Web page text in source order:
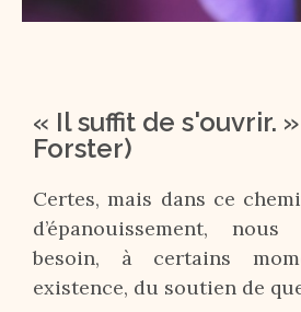
« Il suffit de s'ouvrir. »
Forster)
Certes, mais dans ce
d’épanouissement,
besoin, à certains
existence, du soutien de